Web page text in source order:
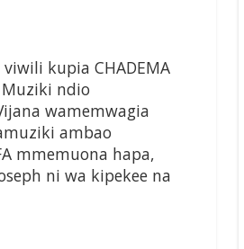
kupia CHADEMA
ndio
wamemwagia
ambao
mmemuona hapa,
ni wa kipekee na